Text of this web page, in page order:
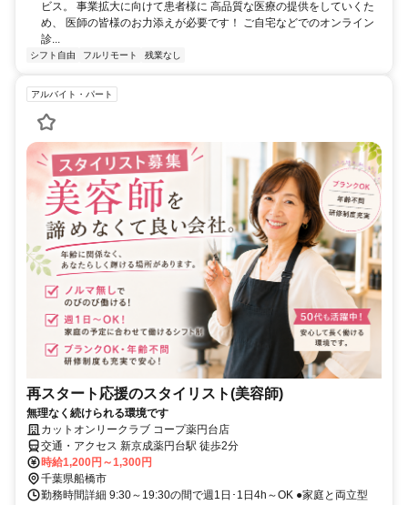
ビス。 事業拡大に向けて患者様に 高品質な医療の提供をしていくた
め、 医師の皆様のお力添えが必要です！ ご自宅などでのオンライン
診...
シフト自由 フルリモート 残業なし
アルバイト・パート
再スタート応援のスタイリスト(美容師)
無理なく続けられる環境です
カットオンリークラブ コープ薬円台店
交通・アクセス 新京成薬円台駅 徒歩2分
時給1,200円～1,300円
千葉県船橋市
勤務時間詳細 9:30～19:30の間で週1日･1日4h～OK ●家庭と両立型